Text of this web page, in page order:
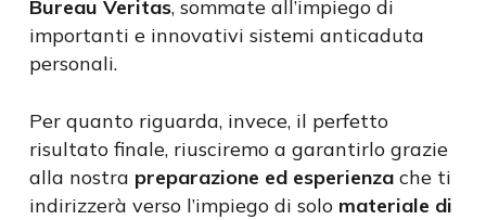
Bureau Veritas, sommate all’impiego di
importanti e innovativi sistemi anticaduta
personali.
Per quanto riguarda, invece, il perfetto
risultato finale, riusciremo a garantirlo grazie
alla nostra preparazione ed esperienzache ti
indirizzerà verso l’impiego di solo materiale di